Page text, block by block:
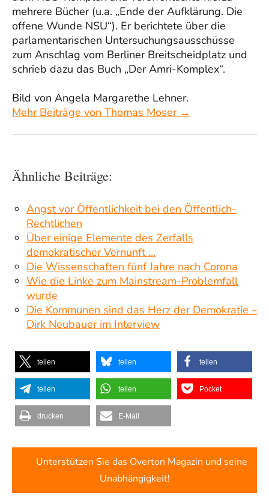
mehrere Bücher (u.a. „Ende der Aufklärung. Die
offene Wunde NSU“). Er berichtete über die
parlamentarischen Untersuchungsausschüsse
zum Anschlag vom Berliner Breitscheidplatz und
schrieb dazu das Buch „Der Amri-Komplex“.
Bild von Angela Margarethe Lehner.
Mehr Beiträge von Thomas Moser →
Ähnliche Beiträge:
Angst vor Öffentlichkeit bei den Öffentlich-
Rechtlichen
Über einige Elemente des Zerfalls
demokratischer Vernunft …
Die Wissenschaften fünf Jahre nach Corona
Wie die Linke zum Mainstream-Problemfall
wurde
Die Kommunen sind das Herz der Demokratie –
Dirk Neubauer im Interview
teilen teilen teilen
teilen teilen Pocket
drucken E-Mail
Unterstützen Sie das Overton Magazin und seine
Unabhängigkeit!